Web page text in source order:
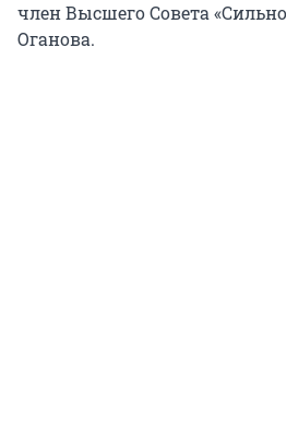
член Высшего Совета
Оганова.